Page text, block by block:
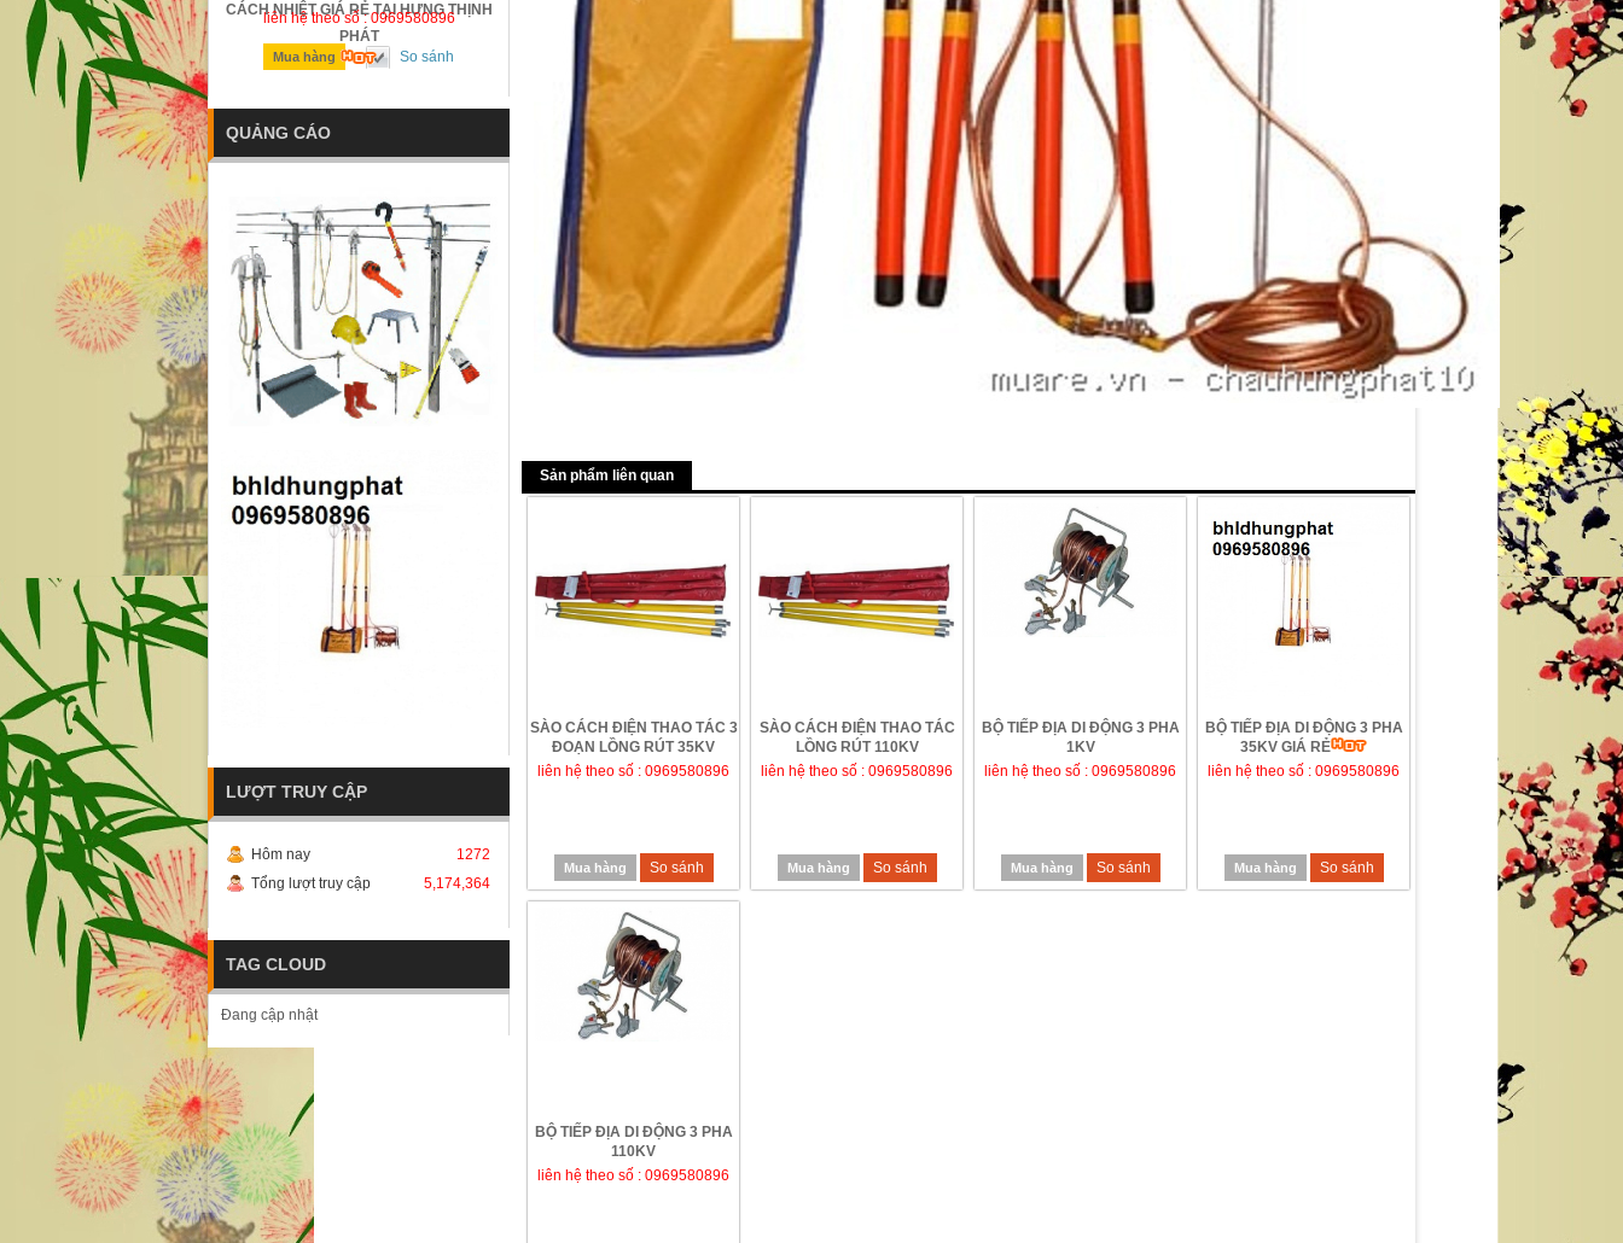
Sản phẩm liên quan
SÀO CÁCH ĐIỆN THAO TÁC 3
ĐOẠN LỒNG RÚT 35KV
liên hệ theo số : 0969580896
Mua hàng So sánh
SÀO CÁCH ĐIỆN THAO TÁC
LỒNG RÚT 110KV
liên hệ theo số : 0969580896
Mua hàng So sánh
BỘ TIẾP ĐỊA DI ĐỘNG 3 PHA
1KV
liên hệ theo số : 0969580896
Mua hàng So sánh
BỘ TIẾP ĐỊA DI ĐỘNG 3 PHA
35KV GIÁ RẺ
liên hệ theo số : 0969580896
Mua hàng So sánh
BỘ TIẾP ĐỊA DI ĐỘNG 3 PHA
110KV
liên hệ theo số : 0969580896
- GIÁ RẺ TẠI HƯNG THỊNH
PHÁT
theo số : 0969580896
hàng So sánh
CÁCH NHIỆT GIÁ RẺ TẠI HƯNG THỊNH
PHÁT
liên hệ theo số : 0969580896
Mua hàng So sánh
liên hệ theo số : 0969580896
Mua hàng
CÔNG BÁO HIỆU
liên hệ theo số : 0969580896
Mua hàng So sánh
56 CM - XUẤT XỨ TRUNG QUỐC
liên hệ theo số : 0969580896
PHÁP
liên hệ theo số : 0969580896
So sánh
QUẢNG CÁO
LƯỢT TRUY CẬP
Hôm nay
1272
Tổng lượt truy cập
5,174,364
TAG CLOUD
Đang cập nhật